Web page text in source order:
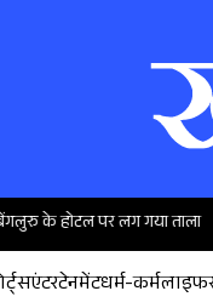
पर लग गया ताला रोल
एंटरटेनमेंटधर्म-कर्म